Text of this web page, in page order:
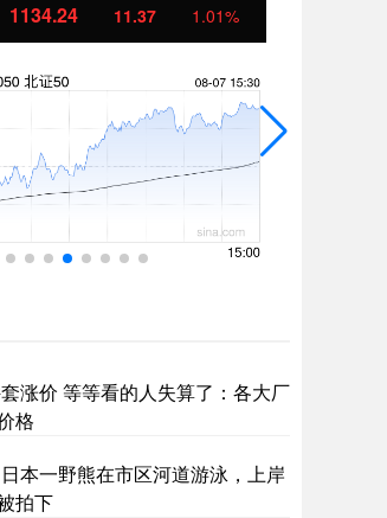
1134.24 11.37 1.01%
涨价 等等看的人失算了：各大厂
格
本一野熊在市区河道游泳，上岸
拍下